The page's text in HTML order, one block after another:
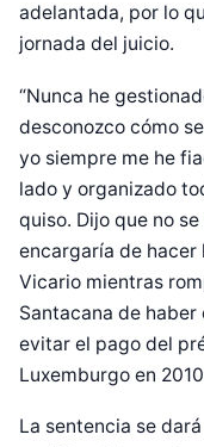
adelantada, por lo
jornada del juicio.
“Nunca he
desconozco cómo
yo siempre me he
lado y organizado
quiso. Dijo que no
encargaría de hacer
Vicario mientras
Santacana de
evitar el pago del
Luxemburgo en
La sentencia se